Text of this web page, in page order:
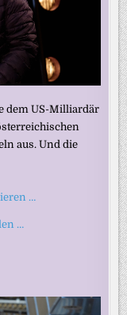
dem US-Milliardär
aus. Und die
…
…